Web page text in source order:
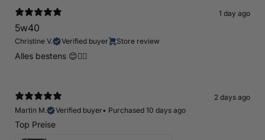
1 day ago
5w40
Christine V. Verified buyer Store review
Alles bestens 😊👍🏻
2 days ago
Martin M.
Verified buyer• Purchased 10 days ago
Top Preise